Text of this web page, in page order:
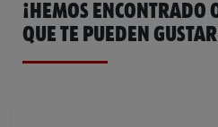
¡HEMOS ENCONTRADO
QUE TE PUEDEN